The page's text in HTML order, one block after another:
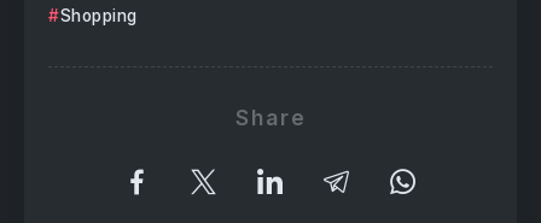
Shopping
Share